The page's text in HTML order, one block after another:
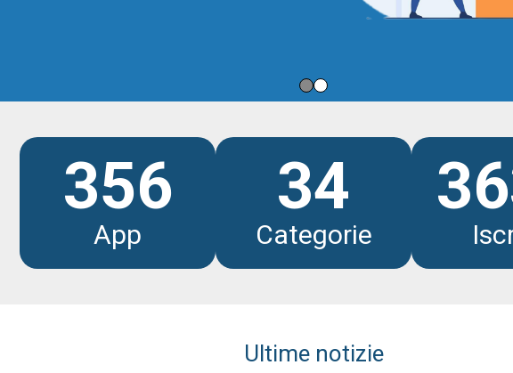
356
App
34
Categorie
Ultime notizie